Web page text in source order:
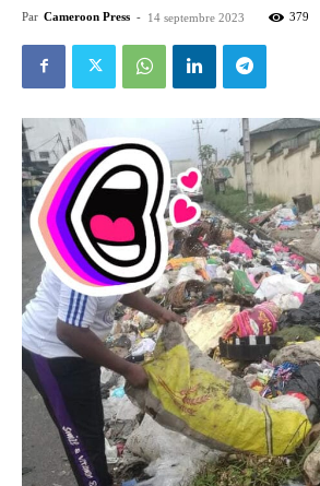
Par Cameroon Press - 14 septembre 2023 379